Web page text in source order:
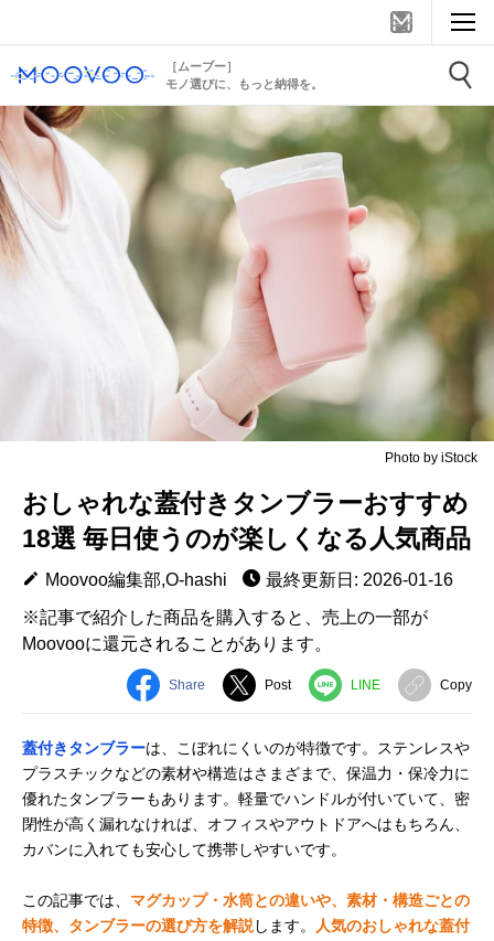
［ムーブー］
モノ選びに、もっと納得を。
Photo by iStock
おしゃれな蓋付きタンブラーおすすめ
18選 毎日使うのが楽しくなる人気商品
Moovoo編集部,O-hashi
最終更新日: 2026-01-16
※記事で紹介した商品を購入すると、売上の一部が
Moovooに還元されることがあります。
Share Post LINE Copy
蓋付きタンブラーは、こぼれにくいのが特徴です。ステンレスや
プラスチックなどの素材や構造はさまざまで、保温力・保冷力に
優れたタンブラーもあります。軽量でハンドルが付いていて、密
閉性が高く漏れなければ、オフィスやアウトドアへはもちろん、
カバンに入れても安心して携帯しやすいです。
この記事では、 マグカップ・水筒との違いや、素材・構造ごとの
特徴、タンブラーの選び方を解説します。
人気のおしゃれな蓋付